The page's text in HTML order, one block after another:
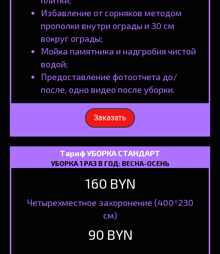
Избавление от сорняков методом
прополки внутри ограды и 30 см
вокруг ограды;
Мойка памятника и надгробия чистой
водой;
Предоставление фотоотчета до/
после, одно видео после уборки.
Заказать
Тариф УБОРКА СТАНДАРТ
УБОРКА 1 РАЗ В ГОД: ВЕСНА-ОСЕНЬ
160 BYN
Четырехместное захоронение (400*230
см)
90 BYN